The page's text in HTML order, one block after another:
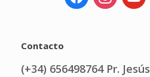
Contacto
(+34) 656498764 Pr.